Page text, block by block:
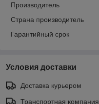
Производитель
Страна производитель
Гарантийный срок
Условия доставки
Доставка курьером
Транспортная компания